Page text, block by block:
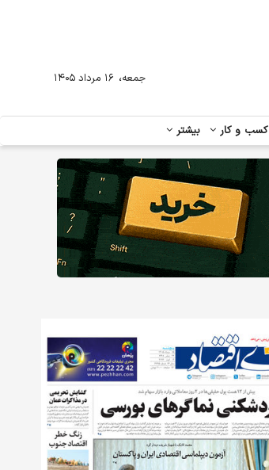
کسب و کار بیشتر
جمعه، ۱۶ مرداد ۱۴۰۵